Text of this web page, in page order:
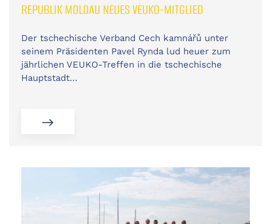
REPUBLIK MOLDAU NEUES VEUKO-MITGLIED
Der tschechische Verband Cech kamnářů unter
seinem Präsidenten Pavel Rynda lud heuer zum
jährlichen VEUKO-Treffen in die tschechische
Hauptstadt…